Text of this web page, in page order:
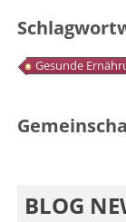
Gesunde
BLOG